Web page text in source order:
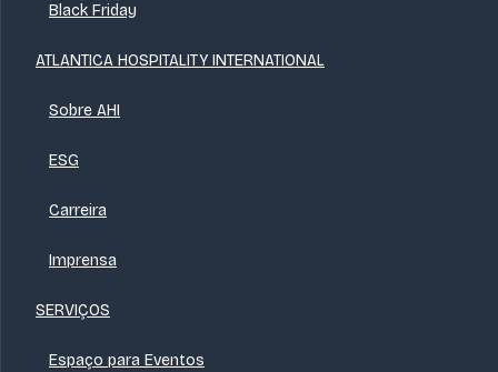
Black Friday
ATLANTICA HOSPITALITY INTERNATIONAL
Sobre AHI
ESG
Carreira
Imprensa
SERVIÇOS
Espaço para Eventos